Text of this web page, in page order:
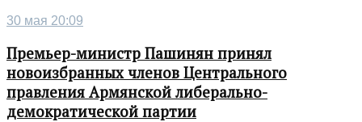
30 мая 20:09
Премьер-министр Пашинян принял
новоизбранных членов Центрального
правления Армянской либерально-
демократической партии